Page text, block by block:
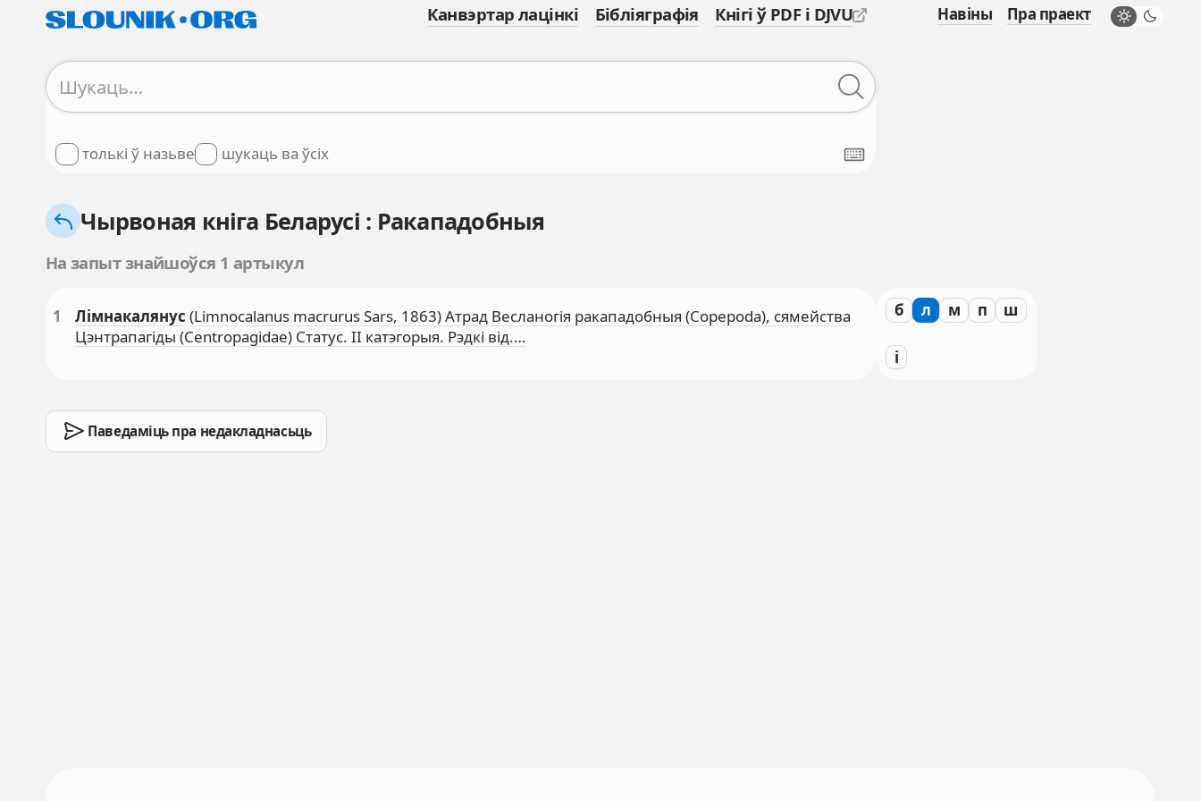
Канвэртар лацінкі Бібліяграфія Кнігі ў PDF і DJVU Навіны Пра праект
толькі ў назьве шукаць ва ўсіх
Чырвоная кніга Беларусі : Ракападобныя
На запыт знайшоўся 1 артыкул
б л м п ш
і
1 Лімнакалянус (Limnocalanus macrurus Sars, 1863) Атрад Весланогія ракападобныя (Copepoda), сямейства
Цэнтрапагіды (Centropagidae) Статус. II катэгорыя. Рэдкі від.…
Паведаміць пра недакладнасьць